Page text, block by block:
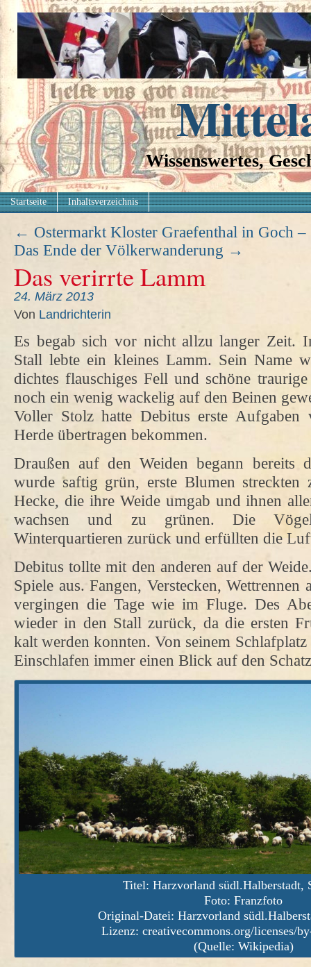
Wissenswertes,
Startseite Inhaltsverzeichnis
← Ostermarkt Kloster Graefenthal in Goch –
Das Ende der Völkerwanderung →
Das verirrte Lamm
24. März 2013
Von Landrichterin
Es begab sich vor nicht allzu langer Zeit.
Stall lebte ein kleines Lamm. Sein Name
dichtes flauschiges Fell und schöne
noch ein wenig wackelig auf den Beinen
Voller Stolz hatte Debitus erste
Herde übertragen bekommen.
Draußen auf den Weiden begann bereits
wurde saftig grün, erste Blumen
Hecke, die ihre Weide umgab und ihnen
wachsen und zu grünen. Die
Winterquartieren zurück und erfüllten die
Debitus tollte mit den anderen auf der
Spiele aus. Fangen, Verstecken, Wettrennen
vergingen die Tage wie im Fluge. Des
wieder in den Stall zurück, da die ersten
kalt werden konnten. Von seinem
Einschlafen immer einen Blick auf den
Titel: Harzvorland südl.Halberstadt,
Foto: Franzfoto
Original-Datei: Harzvorland
Lizenz: creativecommons.org/licenses/
(Quelle: Wikipedia)